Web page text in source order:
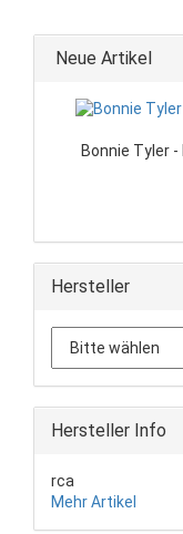
Neue Artikel
Bonnie Tyler -
Hersteller
Hersteller Info
rca
Mehr Artikel